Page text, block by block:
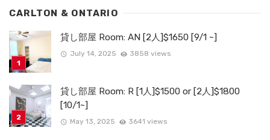
CARLTON & ONTARIO
貸し部屋 Room: AN [2人]$1650 [9/1 ~]
July 14, 2025 3858 views
貸し部屋 Room: R [1人]$1500 or [2人]$1800
[10/1~]
May 13, 2025 3641 views